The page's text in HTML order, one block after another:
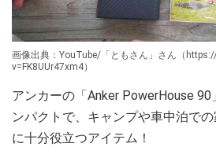
画像出典：YouTube/「ともさん」さん（
v=FK8UUr47xm4）
アンカーの「Anker PowerHouse
ンパクトで、キャンプや車中泊で
に十分役立つアイテム！